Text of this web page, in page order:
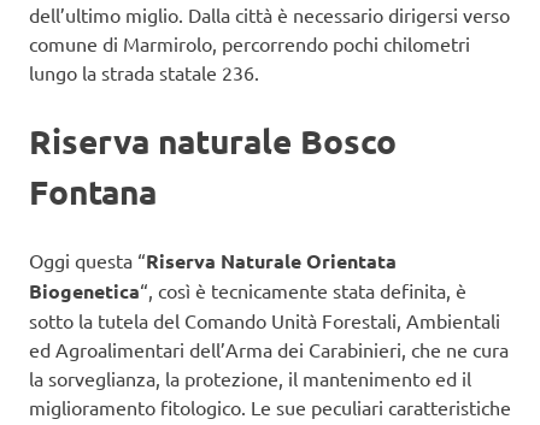
dell’ultimo miglio. Dalla città è necessario dirigersi verso
comune di Marmirolo, percorrendo pochi chilometri
lungo la strada statale 236.
Riserva naturale Bosco
Fontana
Oggi questa “Riserva Naturale Orientata
Biogenetica“, così è tecnicamente stata definita, è
sotto la tutela del Comando Unità Forestali, Ambientali
ed Agroalimentari dell’Arma dei Carabinieri, che ne cura
la sorveglianza, la protezione, il mantenimento ed il
miglioramento fitologico. Le sue peculiari caratteristiche